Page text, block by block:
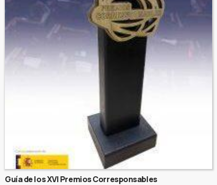
Guía de los XVI Premios Corresponsables